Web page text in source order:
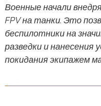
Военные начали
FPV на танки. Это
беспилотники на
разведки и нанесения
покидания экипажем